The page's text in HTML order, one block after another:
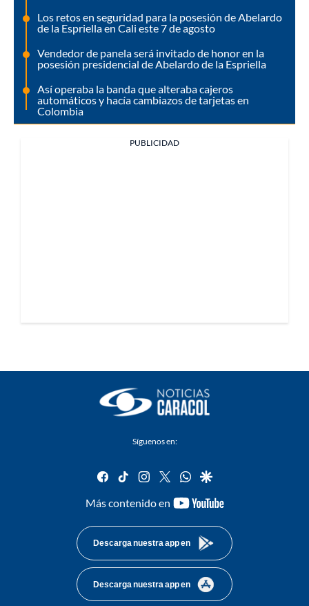
Los retos en seguridad para la posesión de Abelardo
de la Espriella en Cali este 7 de agosto
Vendedor de panela será invitado de honor en la
posesión presidencial de Abelardo de la Espriella
Así operaba la banda que alteraba cajeros
automáticos y hacía cambiazos de tarjetas en
Colombia
PUBLICIDAD
Síguenos en:
facebook
tiktok instagram
twitterwhatsapp
google
Más contenido en
youtube-
Descarga nuestra app en
Descarga nuestra app en